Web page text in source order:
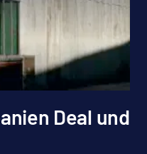
Deal und